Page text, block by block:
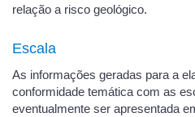
relação a risco geológico.
Escala
As informações geradas para a
conformidade temática com as
eventualmente ser apresentada